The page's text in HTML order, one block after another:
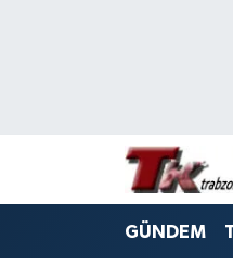
GÜNDEM
Trabzon Namaz